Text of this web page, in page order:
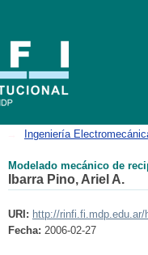
Ingeniería
Modelado mecánico de
Ibarra Pino, Ariel A.
URI: http://rinfi.fi.mdp.edu.ar/
Fecha: 2006-02-27